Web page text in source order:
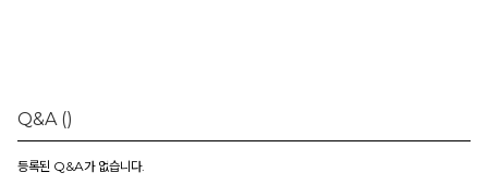
Q&A ()
등록된 Q&A가 없습니다.